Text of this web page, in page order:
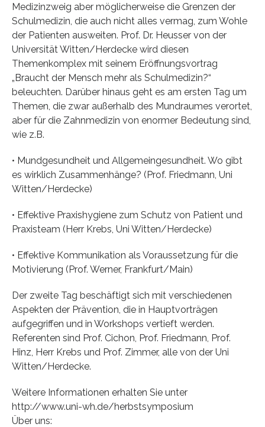
Medizinzweig aber möglicherweise die Grenzen der
Schulmedizin, die auch nicht alles vermag, zum Wohle
der Patienten ausweiten. Prof. Dr. Heusser von der
Universität Witten/Herdecke wird diesen
Themenkomplex mit seinem Eröffnungsvortrag
„Braucht der Mensch mehr als Schulmedizin?“
beleuchten. Darüber hinaus geht es am ersten Tag um
Themen, die zwar außerhalb des Mundraumes verortet,
aber für die Zahnmedizin von enormer Bedeutung sind,
wie z.B.
• Mundgesundheit und Allgemeingesundheit. Wo gibt
es wirklich Zusammenhänge? (Prof. Friedmann, Uni
Witten/Herdecke)
• Effektive Praxishygiene zum Schutz von Patient und
Praxisteam (Herr Krebs, Uni Witten/Herdecke)
• Effektive Kommunikation als Voraussetzung für die
Motivierung (Prof. Werner, Frankfurt/Main)
Der zweite Tag beschäftigt sich mit verschiedenen
Aspekten der Prävention, die in Hauptvorträgen
aufgegriffen und in Workshops vertieft werden.
Referenten sind Prof. Cichon, Prof. Friedmann, Prof.
Hinz, Herr Krebs und Prof. Zimmer, alle von der Uni
Witten/Herdecke.
Weitere Informationen erhalten Sie unter
http://www.uni-wh.de/herbstsymposium
Über uns: